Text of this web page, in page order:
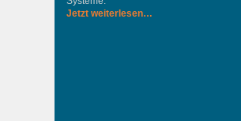
Jetzt weiterlesen…